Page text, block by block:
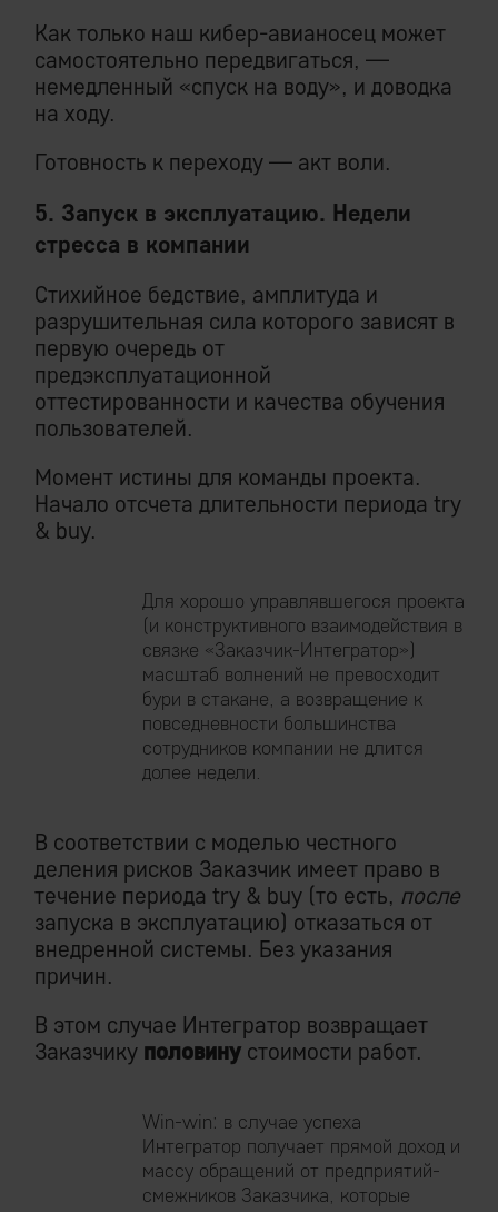
Как только наш кибер-авианосец может
самостоятельно передвигаться, —
немедленный «спуск на воду», и доводка
на ходу.
Готовность к переходу — акт воли.
5. Запуск в эксплуатацию. Недели
стресса в компании
Стихийное бедствие, амплитуда и
разрушительная сила которого зависят в
первую очередь от
предэксплуатационной
оттестированности и качества обучения
пользователей.
Момент истины для команды проекта.
Начало отсчета длительности периода try
& buy.
Для хорошо управлявшегося проекта
(и конструктивного взаимодействия в
связке «Заказчик-Интегратор»)
масштаб волнений не превосходит
бури в стакане, а возвращение к
повседневности большинства
сотрудников компании не длится
долее недели.
В соответствии с моделью честного
деления рисков Заказчик имеет право в
течение периода try & buy (то есть, после
запуска в эксплуатацию) отказаться от
внедренной системы. Без указания
причин.
В этом случае Интегратор возвращает
Заказчику половину стоимости работ.
Win-win: в случае успеха
Интегратор получает прямой доход и
массу обращений от предприятий-
смежников Заказчика, которые